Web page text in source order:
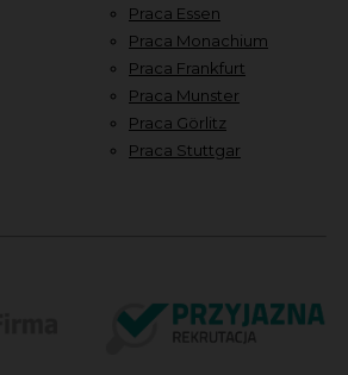
Praca Essen
Praca Monachium
Praca Frankfurt
Praca Munster
Praca Görlitz
Praca Stuttgar